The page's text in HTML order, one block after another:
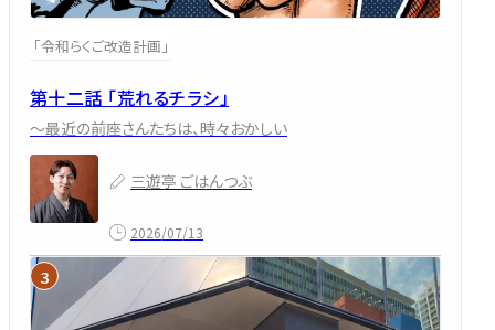
「令和らくご改造計画」
第十二話 「荒れるチラシ」
～最近の前座さんたちは、時々おかしい
三遊亭 ごはんつぶ
2026/07/13